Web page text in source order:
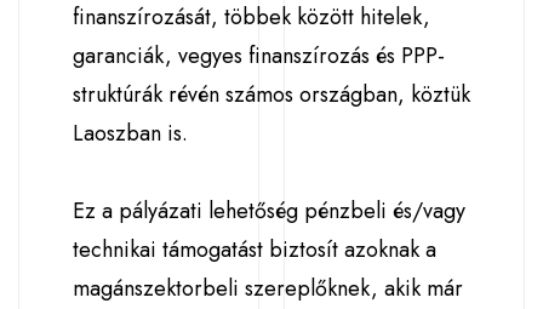
finanszírozását, többek között hitelek,
garanciák, vegyes finanszírozás és PPP-
struktúrák révén számos országban, köztük
Laoszban is.
Ez a pályázati lehetőség pénzbeli és/vagy
technikai támogatást biztosít azoknak a
magánszektorbeli szereplőknek, akik már